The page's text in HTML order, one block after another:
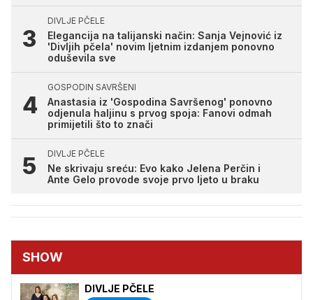
DIVLJE PČELE
Elegancija na talijanski način: Sanja Vejnović iz
'Divljih pčela' novim ljetnim izdanjem ponovno
oduševila sve
GOSPODIN SAVRŠENI
Anastasia iz 'Gospodina Savršenog' ponovno
odjenula haljinu s prvog spoja: Fanovi odmah
primijetili što to znači
DIVLJE PČELE
Ne skrivaju sreću: Evo kako Jelena Perčin i
Ante Gelo provode svoje prvo ljeto u braku
SHOW
DIVLJE PČELE